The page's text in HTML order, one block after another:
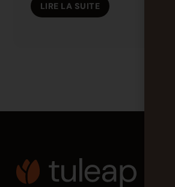
LIRE LA SUITE